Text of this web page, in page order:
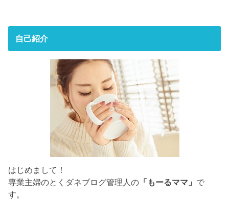
自己紹介
はじめまして！
専業主婦のとくダネブログ管理人の 「もーるママ」 で
す。